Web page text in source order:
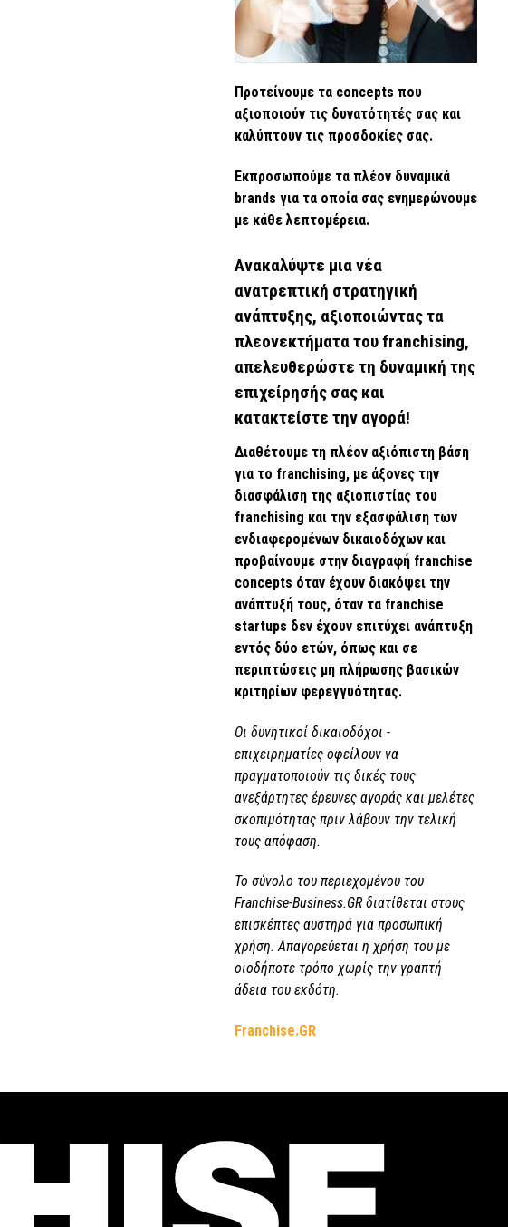
Προτείνουμε τα concepts που
αξιοποιούν τις δυνατότητές σας και
καλύπτουν τις προσδοκίες σας.
Εκπροσωπούμε τα πλέον δυναμικά
brands για τα οποία σας ενημερώνουμε
με κάθε λεπτομέρεια.
Ανακαλύψτε μια νέα
ανατρεπτική στρατηγική
ανάπτυξης, αξιοποιώντας τα
πλεονεκτήματα του franchising,
απελευθερώστε τη δυναμική της
επιχείρησής σας και
κατακτείστε την αγορά!
Διαθέτουμε τη πλέον αξιόπιστη βάση
για το franchising, με άξονες την
διασφάλιση της αξιοπιστίας του
franchising και την εξασφάλιση των
ενδιαφερομένων δικαιοδόχων και
προβαίνουμε στην διαγραφή franchise
concepts όταν έχουν διακόψει την
ανάπτυξή τους, όταν τα franchise
startups δεν έχουν επιτύχει ανάπτυξη
εντός δύο ετών, όπως και σε
περιπτώσεις μη πλήρωσης βασικών
κριτηρίων φερεγγυότητας.
Οι δυνητικοί δικαιοδόχοι -
επιχειρηματίες οφείλουν να
πραγματοποιούν τις δικές τους
ανεξάρτητες έρευνες αγοράς και μελέτες
σκοπιμότητας πριν λάβουν την τελική
τους απόφαση.
Το σύνολο του περιεχομένου του
Franchise-Business.GR διατίθεται στους
επισκέπτες αυστηρά για προσωπική
χρήση. Απαγορεύεται η χρήση του με
οιοδήποτε τρόπο χωρίς την γραπτή
άδεια του εκδότη.
Franchise.GR